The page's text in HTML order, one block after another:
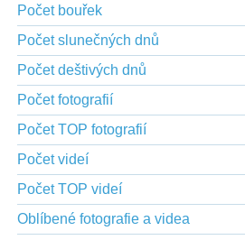
Počet bouřek
Počet slunečných dnů
Počet deštivých dnů
Počet fotografií
Počet TOP fotografií
Počet videí
Počet TOP videí
Oblíbené fotografie a videa